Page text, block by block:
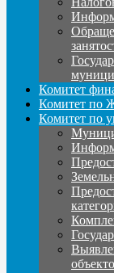
Комитет
Комитет по
Комитет по